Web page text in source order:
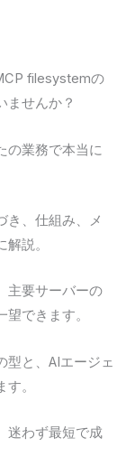
filesystemの
ませんか？
の業務で本当に
き、仕組み、メ
説。
主要サーバーの
できます。
型と、AIエージェ
。
迷わず最短で成